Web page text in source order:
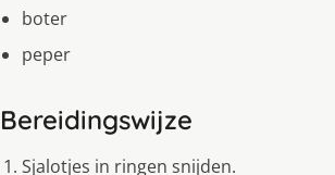
boter
peper
Bereidingswijze
Sjalotjes in ringen snijden.